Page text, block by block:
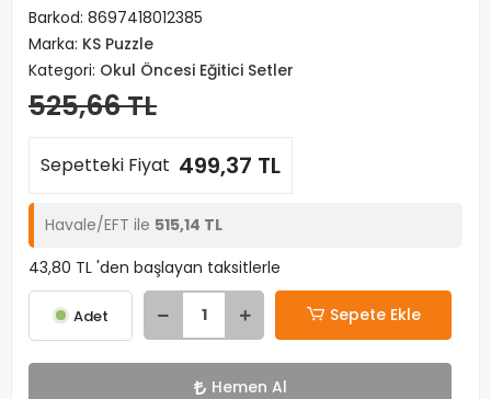
Barkod: 8697418012385
Marka: KS Puzzle
Kategori: Okul Öncesi Eğitici Setler
525,66 TL
Sepetteki Fiyat 499,37 TL
Havale/EFT ile 515,14 TL
43,80 TL 'den başlayan taksitlerle
Adet Sepete Ekle
Hemen Al